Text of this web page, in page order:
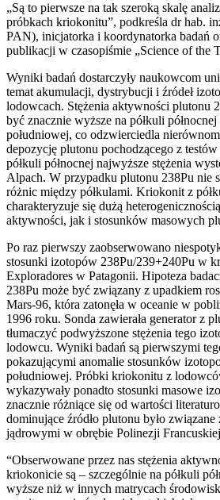
„Są to pierwsze na tak szeroką skalę
próbkach kriokonitu”, podkreśla dr hab.
PAN), inicjatorka i koordynatorka badań
publikacji w czasopiśmie „Science of the
Wyniki badań dostarczyły naukowcom
temat akumulacji, dystrybucji i źródeł
lodowcach. Stężenia aktywności plutonu
być znacznie wyższe na półkuli
południowej, co odzwierciedla
depozycję plutonu pochodzącego z
półkuli północnej najwyższe stężenia
Alpach. W przypadku plutonu 238Pu nie
różnic między półkulami. Kriokonit z
charakteryzuje się dużą
aktywności, jak i stosunków masowych
Po raz pierwszy zaobserwowano
stosunki izotopów 238Pu/239+240Pu w
Exploradores w Patagonii. Hipoteza
238Pu może być związany z upadkiem
Mars-96, która zatonęła w oceanie w
1996 roku. Sonda zawierała generator z
tłumaczyć podwyższone stężenia tego
lodowcu. Wyniki badań są pierwszymi
pokazującymi anomalie stosunków
południowej. Próbki kriokonitu z
wykazywały ponadto stosunki masowe
znacznie różniące się od wartości
dominujące źródło plutonu było
jądrowymi w obrębie Polinezji
“Obserwowane przez nas stężenia
kriokonicie są – szczególnie na półkuli
wyższe niż w innych matrycach